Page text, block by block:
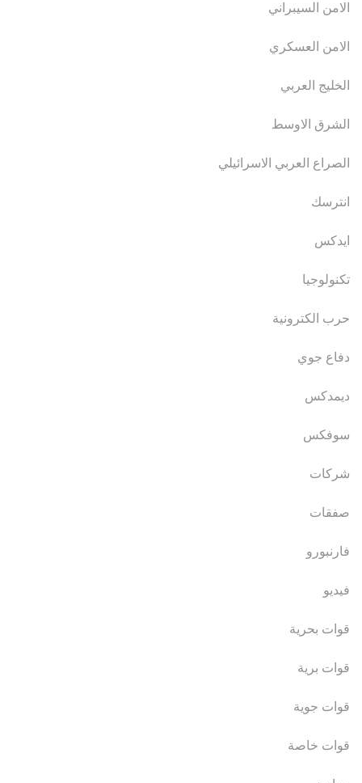
الامن السيبراني
الامن العسكري
الخليج العربي
الشرق الاوسط
الصراع العربي الاسرائيلي
انترسك
ايدكس
تكنولوجيا
حرب الكترونية
دفاع جوي
ديمدكس
سوفكس
شركات
صفقات
فارنبورو
فيديو
قوات بحرية
قوات برية
قوات جوية
قوات خاصة